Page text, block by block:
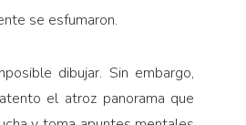
se esfumaron.
dibujar. Sin embargo,
el atroz panorama que